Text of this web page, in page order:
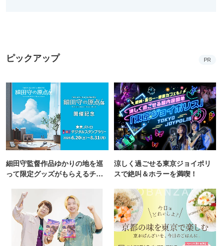
ピックアップ PR
細田守監督作品ゆかりの地を巡
って限定グッズがもらえるチャ
涼しく過ごせる東京ジョイポリ
スで絶叫＆ホラーを満喫！